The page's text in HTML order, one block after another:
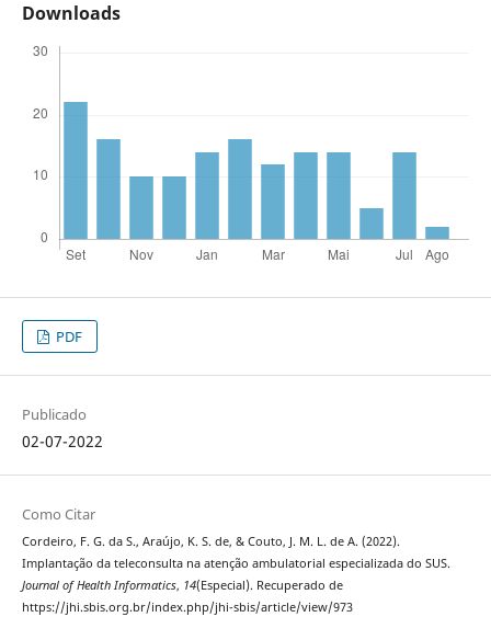
Downloads
PDF
Publicado
02-07-2022
Como Citar
Cordeiro, F. G. da S., Araújo, K. S. de, & Couto, J. M. L. de A. (2022).
Implantação da teleconsulta na atenção ambulatorial especializada do SUS.
Journal of Health Informatics, 14(Especial). Recuperado de
https://jhi.sbis.org.br/index.php/jhi-sbis/article/view/973